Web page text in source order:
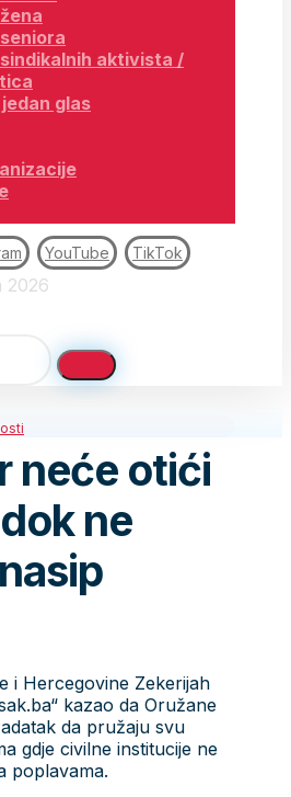
aktivista /
glas
YouTube TikTok
2026
neće otići
ne
i Hercegovine Zekerijah
kazao da Oružane
da pružaju svu
gdje civilne institucije ne
poplavama.